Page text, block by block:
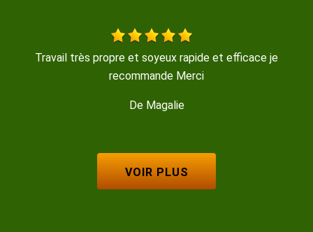
Travail soigné , trés propre , disponible et
VOIR PLUS